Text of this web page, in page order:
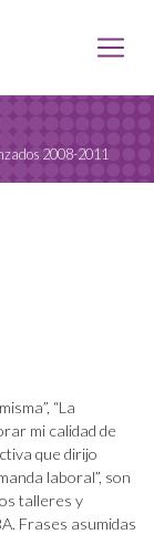
2008-2011
“La
mi calidad de
que dirijo
laboral”, son
talleres y
Frases asumidas